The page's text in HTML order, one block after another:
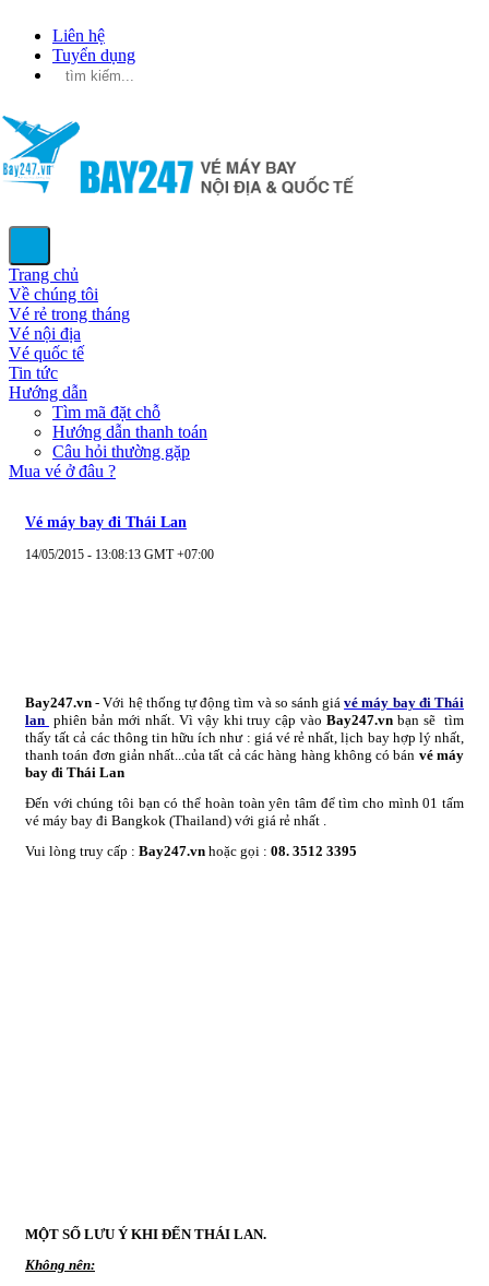
Liên hệ
Tuyển dụng
Trang chủ
Về chúng tôi
Vé rẻ trong tháng
Vé nội địa
Vé quốc tế
Tin tức
Hướng dẫn
Tìm mã đặt chỗ
Hướng dẫn thanh toán
Câu hỏi thường gặp
Mua vé ở đâu ?
Vé máy bay đi Thái Lan
14/05/2015 - 13:08:13 GMT +07:00
Bay247.vn - Với hệ thống tự động tìm và so sánh giávé máy bay đi Thái
lan phiên bản mới nhất. Vì vậy khi truy cập vàoBay247.vnbạn sẽ tìm
thấy tất cả các thông tin hữu ích như : giá vé rẻ nhất, lịch bay hợp lý nhất,
thanh toán đơn giản nhất...của tất cả các hàng hàng không có bán vé máy
bay đi Thái Lan
Đến với chúng tôi bạn có thể hoàn toàn yên tâm để tìm cho mình 01 tấm
vé máy bay đi Bangkok (Thailand) với giá rẻ nhất .
Vui lòng truy cấp : Bay247.vn hoặc gọi : 08. 3512 3395
MỘT SỐ LƯU Ý KHI ĐẾN THÁI LAN.
Không nên: